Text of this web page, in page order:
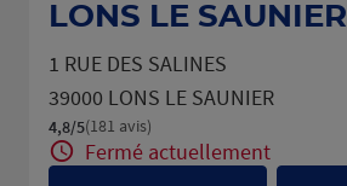
LONS LE SAUNIER
1 RUE DES SALINES
39000 LONS LE SAUNIER
4,8/5Note de 4.8 sur 5
(181 avis)
Fermé actuellement